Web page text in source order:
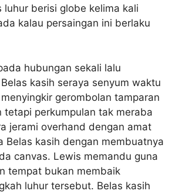
luhur berisi globe kelima kali
kalau persaingan ini berlaku
hubungan sekali lalu
kasih seraya senyum waktu
gerombolan tamparan
tetapi perkumpulan tak meraba
jerami overhand dengan amat
Belas kasih dengan membuatnya
canvas. Lewis memandu guna
tempat bukan membaik
luhur tersebut. Belas kasih